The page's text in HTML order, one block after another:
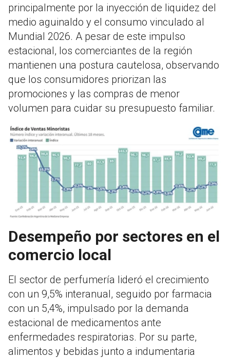
principalmente por la inyección de liquidez del
medio aguinaldo y el consumo vinculado al
Mundial 2026. A pesar de este impulso
estacional, los comerciantes de la región
mantienen una postura cautelosa, observando
que los consumidores priorizan las
promociones y las compras de menor
volumen para cuidar su presupuesto familiar.
Desempeño por sectores en el
comercio local
El sector de perfumería lideró el crecimiento
con un 9,5% interanual, seguido por farmacia
con un 5,4%, impulsado por la demanda
estacional de medicamentos ante
enfermedades respiratorias. Por su parte,
alimentos y bebidas junto a indumentaria